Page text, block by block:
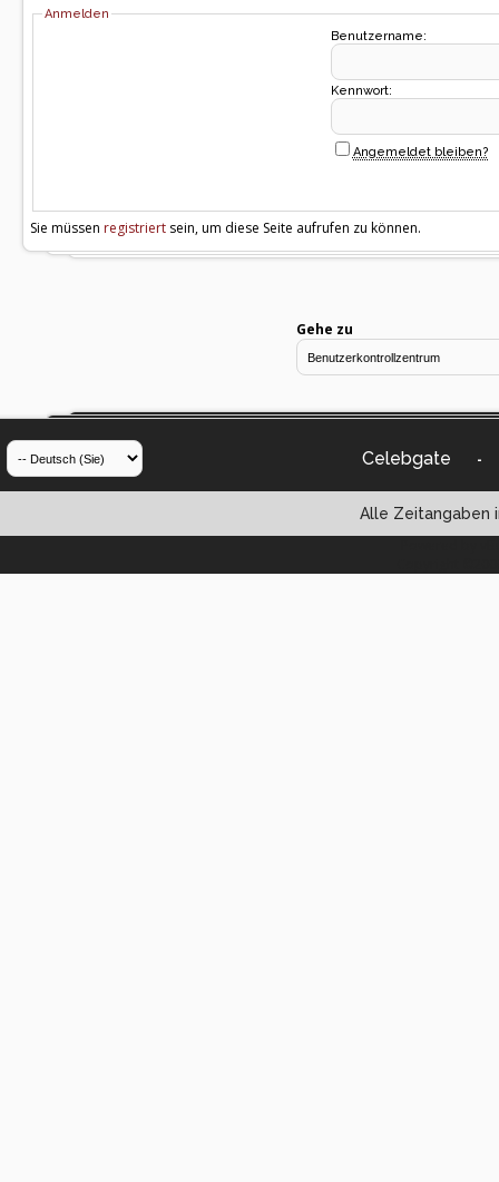
Anmelden
Benutzername:
Kennwort:
Angemeldet bleiben?
Sie müssen registriert sein, um diese Seite aufrufen zu können.
Gehe zu
Celebgate -
Alle Zeitangaben